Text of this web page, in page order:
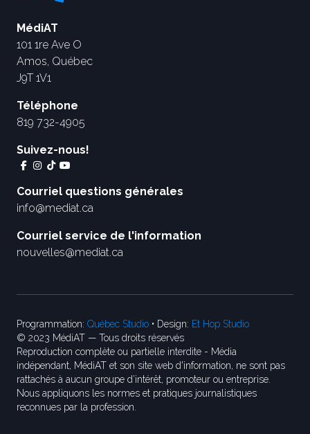
MédiAT
101 1re Ave O
Amos, Québec
J9T 1V1
Téléphone
819 732-4905
Suivez-nous!
Courriel questions générales
info@mediat.ca
Courriel service de l'information
nouvelles@mediat.ca
Programmation: Québec Studio • Design: Et Hop Studio
© 2023 MédiAT — Tous droits réservés
Reproduction complète ou partielle interdite - Média
indépendant, MédiAT et son site web d'information, ne sont pas
rattachés à aucun groupe d’intérêt, promoteur ou entreprise.
Nous appliquons les normes et pratiques journalistiques
reconnues par la profession.